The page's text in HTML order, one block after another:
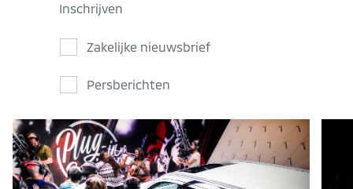
Inschrijven
Zakelijke nieuwsbrief
Persberichten